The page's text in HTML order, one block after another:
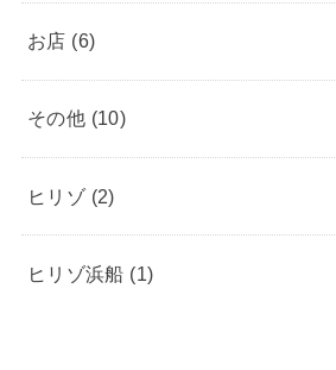
お店 (6)
その他 (10)
ヒリゾ (2)
ヒリゾ浜船 (1)